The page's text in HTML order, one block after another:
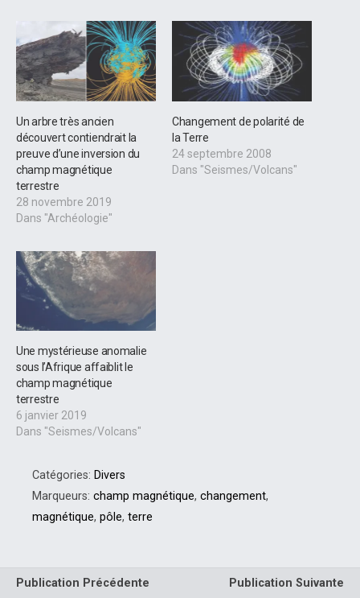
Un arbre très ancien
découvert contiendrait la
preuve d’une inversion du
champ magnétique
terrestre
28 novembre 2019
Dans "Archéologie"
Changement de polarité de
la Terre
24 septembre 2008
Dans "Seismes/Volcans"
Une mystérieuse anomalie
sous l’Afrique affaiblit le
champ magnétique
terrestre
6 janvier 2019
Dans "Seismes/Volcans"
Catégories: Divers
Marqueurs: champ magnétique, changement,
magnétique, pôle, terre
Publication Précédente
Publication Suivante